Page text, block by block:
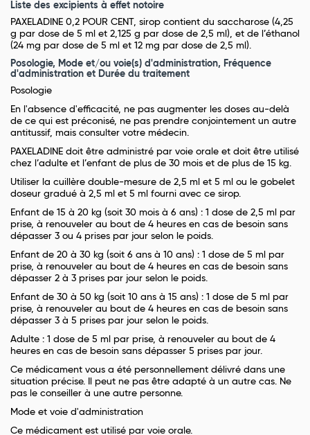
Liste des excipients à effet notoire
PAXELADINE 0,2 POUR CENT, sirop contient du saccharose (4,25
g par dose de 5 ml et 2,125 g par dose de 2,5 ml), et de l’éthanol
(24 mg par dose de 5 ml et 12 mg par dose de 2,5 ml).
Posologie, Mode et/ou voie(s) d'administration, Fréquence
d'administration et Durée du traitement
Posologie
En l'absence d'efficacité, ne pas augmenter les doses au-delà
de ce qui est préconisé, ne pas prendre conjointement un autre
antitussif, mais consulter votre médecin.
PAXELADINE doit être administré par voie orale et doit être utilisé
chez l’adulte et l’enfant de plus de 30 mois et de plus de 15 kg.
Utiliser la cuillère double-mesure de 2,5 ml et 5 ml ou le gobelet
doseur gradué à 2,5 ml et 5 ml fourni avec ce sirop.
Enfant de 15 à 20 kg (soit 30 mois à 6 ans) : 1 dose de 2,5 ml par
prise, à renouveler au bout de 4 heures en cas de besoin sans
dépasser 3 ou 4 prises par jour selon le poids.
Enfant de 20 à 30 kg (soit 6 ans à 10 ans) : 1 dose de 5 ml par
prise, à renouveler au bout de 4 heures en cas de besoin sans
dépasser 2 à 3 prises par jour selon le poids.
Enfant de 30 à 50 kg (soit 10 ans à 15 ans) : 1 dose de 5 ml par
prise, à renouveler au bout de 4 heures en cas de besoin sans
dépasser 3 à 5 prises par jour selon le poids.
Adulte : 1 dose de 5 ml par prise, à renouveler au bout de 4
heures en cas de besoin sans dépasser 5 prises par jour.
Ce médicament vous a été personnellement délivré dans une
situation précise. Il peut ne pas être adapté à un autre cas. Ne
pas le conseiller à une autre personne.
Mode et voie d'administration
Ce médicament est utilisé par voie orale.